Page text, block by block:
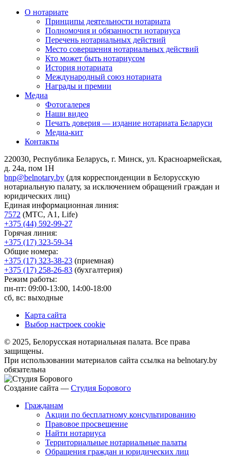
О нотариате
Принципы деятельности нотариата
Полномочия и обязанности нотариуса
Перечень нотариальных действий
Место совершения нотариальных действий
Кто может быть нотариусом
История нотариата
Международный союз нотариата
Награды и премии
Медиа
Фотогалерея
Наши видео
Печать доверия — издание нотариата Беларуси
Медиа-кит
Контакты
220030, Республика Беларусь, г. Минск, ул. Красноармейская,
д. 24а, пом 1Н
bnp@belnotary.by (для корреспонденции в Белорусскую
нотариальную палату, за исключением обращений граждан и
юридических лиц)
Единая информационная линия:
7572 (МТС, A1, Life)
+375 (44) 592-99-27
Горячая линия:
+375 (17) 323-59-34
Общие номера:
+375 (17) 323-38-23 (приемная)
+375 (17) 258-26-83 (бухгалтерия)
Режим работы:
пн-пт: 09:00-13:00, 14:00-18:00
сб, вс: выходные
Карта сайта
Выбор настроек cookie
© 2025, Белорусская нотариальная палата. Все права
защищены.
При использовании материалов сайта ссылка на belnotary.by
обязательна
Создание сайта — Студия Борового
Гражданам
Акции по бесплатному консультированию
Правовое просвещение
Найти нотариуса
Территориальные нотариальные палаты
Обращения граждан и юридических лиц